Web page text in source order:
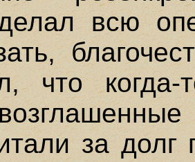
всю
что
за долг